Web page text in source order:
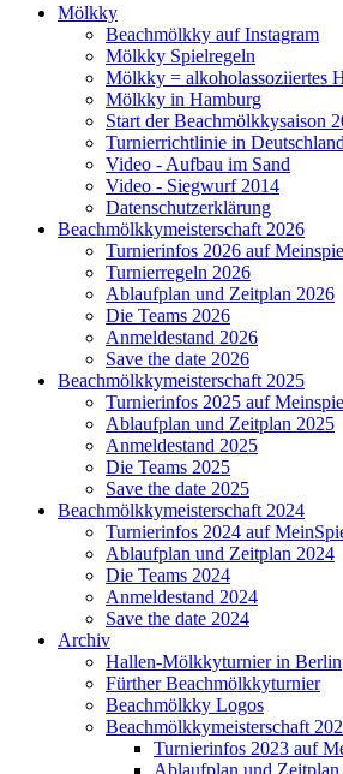
Mölkky
Beachmölkky auf Instagram
Mölkky Spielregeln
Mölkky = alkoholassoziiertes
Mölkky in Hamburg
Start der Beachmölkkysaison
Turnierrichtlinie in Deutschland
Video - Aufbau im Sand
Video - Siegwurf 2014
Datenschutzerklärung
Beachmölkkymeisterschaft 2026
Turnierinfos 2026 auf
Turnierregeln 2026
Ablaufplan und Zeitplan 2026
Die Teams 2026
Anmeldestand 2026
Save the date 2026
Beachmölkkymeisterschaft 2025
Turnierinfos 2025 auf
Ablaufplan und Zeitplan 2025
Anmeldestand 2025
Die Teams 2025
Save the date 2025
Beachmölkkymeisterschaft 2024
Turnierinfos 2024 auf
Ablaufplan und Zeitplan 2024
Die Teams 2024
Anmeldestand 2024
Save the date 2024
Archiv
Hallen-Mölkkyturnier in Berlin
Fürther Beachmölkkyturnier
Beachmölkky Logos
Beachmölkkymeisterschaft
Turnierinfos 2023 auf
Ablaufplan und Zeitplan